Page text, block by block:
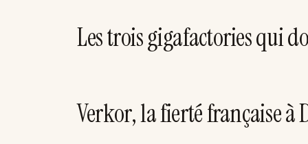
Les trois gigafactories qui
Verkor, la fierté française à